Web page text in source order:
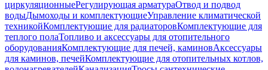
циркуляционныеРегулирующая арматураОтвод и подвод
водыДымоходы и комплектующиеУправление климатической
техникойКомплектующие для радиаторовКомплектующие для
теплого полаТопливо и аксессуары для отопительного
оборудованияКомплектующие для печей, каминовАксессуары
для каминов, печейКомплектующие для отопительных котлов,